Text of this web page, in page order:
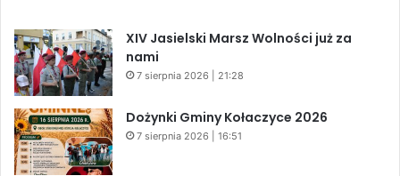
XIV Jasielski Marsz Wolności już za
nami
7 sierpnia 2026 | 21:28
Dożynki Gminy Kołaczyce 2026
7 sierpnia 2026 | 16:51